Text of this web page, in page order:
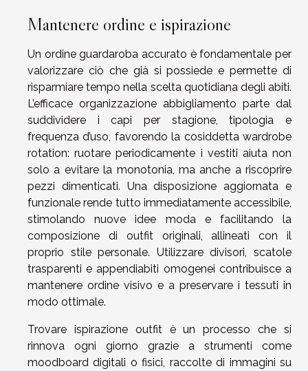
Mantenere ordine e ispirazione
Un ordine guardaroba accurato è fondamentale per
valorizzare ciò che già si possiede e permette di
risparmiare tempo nella scelta quotidiana degli abiti.
L’efficace organizzazione abbigliamento parte dal
suddividere i capi per stagione, tipologia e
frequenza d’uso, favorendo la cosiddetta wardrobe
rotation: ruotare periodicamente i vestiti aiuta non
solo a evitare la monotonia, ma anche a riscoprire
pezzi dimenticati. Una disposizione aggiornata e
funzionale rende tutto immediatamente accessibile,
stimolando nuove idee moda e facilitando la
composizione di outfit originali, allineati con il
proprio stile personale. Utilizzare divisori, scatole
trasparenti e appendiabiti omogenei contribuisce a
mantenere ordine visivo e a preservare i tessuti in
modo ottimale.
Trovare ispirazione outfit è un processo che si
rinnova ogni giorno grazie a strumenti come
moodboard digitali o fisici, raccolte di immagini su